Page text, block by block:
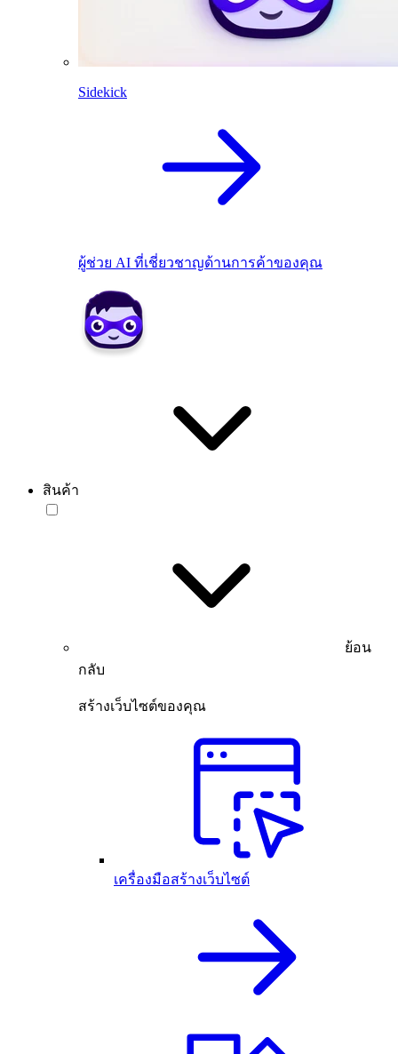
Sidekick
ผู้ช่วย AI ที่เชี่ยวชาญด้านการค้าของคุณ
สินค้า
ย้อน
กลับ
สร้างเว็บไซต์ของคุณ
เครื่องมือสร้างเว็บไซต์